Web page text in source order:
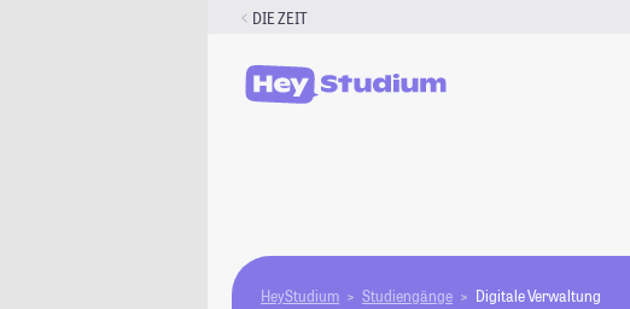
DIE ZEIT
HeyStudium Studiengänge Digitale Verwaltung